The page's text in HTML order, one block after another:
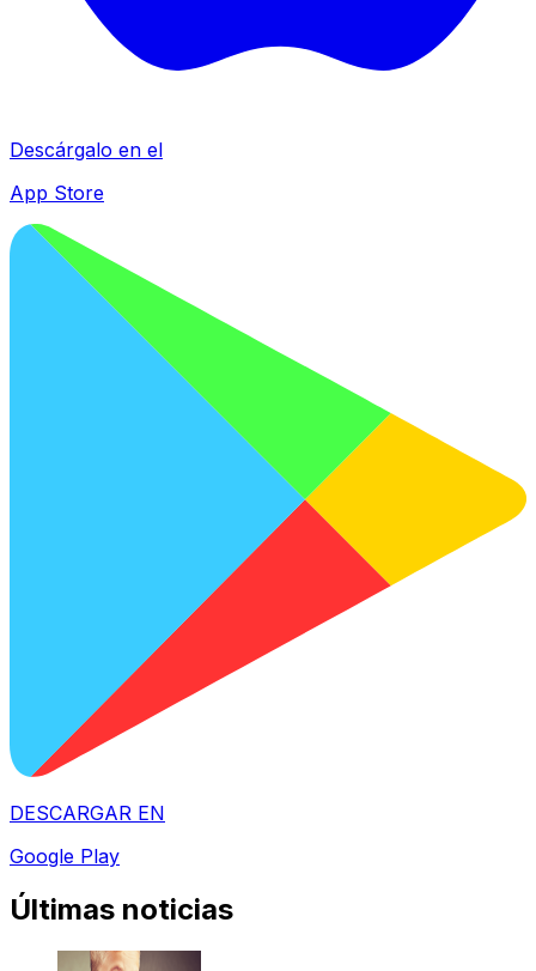
Descárgalo en el
App Store
DESCARGAR EN
Google Play
Últimas noticias